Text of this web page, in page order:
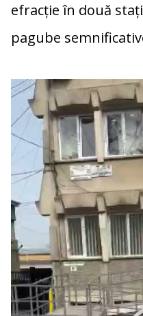
efracție în două
pagube
Player
video